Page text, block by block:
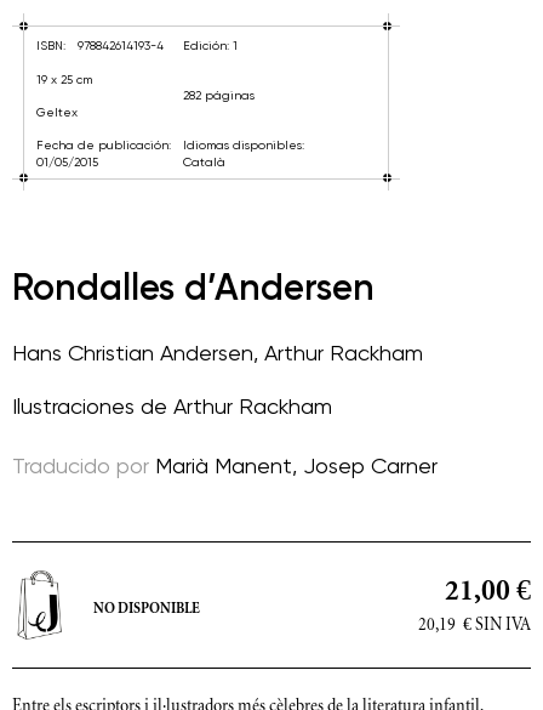
ISBN: 978842614193-4
19 x 25 cm
Geltex
Fecha de publicación:
01/05/2015
Edición: 1
282 páginas
Idiomas disponibles:
Català
Rondalles d’Andersen
Hans Christian Andersen, Arthur Rackham
Ilustraciones de Arthur Rackham
Traducido por Marià Manent, Josep Carner
21,00 €
20,19 € SIN IVA
NO DISPONIBLE